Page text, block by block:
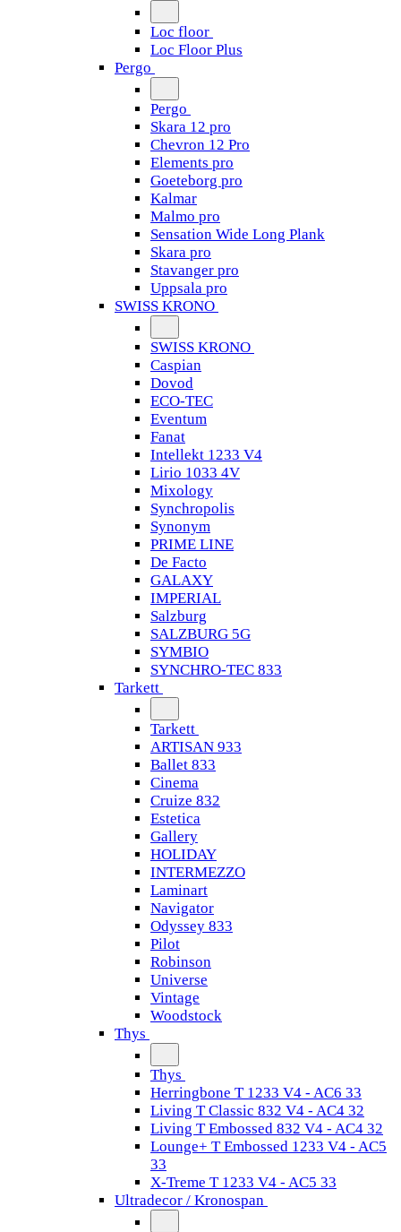
Loc floor
Loc Floor Plus
Pergo
Pergo
Skara 12 pro
Chevron 12 Pro
Elements pro
Goeteborg pro
Kalmar
Malmo pro
Sensation Wide Long Plank
Skara pro
Stavanger pro
Uppsala pro
SWISS KRONO
SWISS KRONO
Caspian
Dovod
ECO-TEC
Eventum
Fanat
Intellekt 1233 V4
Lirio 1033 4V
Mixology
Synchropolis
Synonym
PRIME LINE
De Facto
GALAXY
IMPERIAL
Salzburg
SALZBURG 5G
SYMBIO
SYNCHRO-TEC 833
Tarkett
Tarkett
ARTISAN 933
Ballet 833
Cinema
Cruize 832
Estetica
Gallery
HOLIDAY
INTERMEZZO
Laminart
Navigator
Odyssey 833
Pilot
Robinson
Universe
Vintage
Woodstock
Thys
Thys
Herringbone T 1233 V4 - AC6 33
Living T Classic 832 V4 - AC4 32
Living T Embossed 832 V4 - AC4 32
Lounge+ T Embossed 1233 V4 - AC5
33
X-Treme T 1233 V4 - AC5 33
Ultradecor / Kronospan